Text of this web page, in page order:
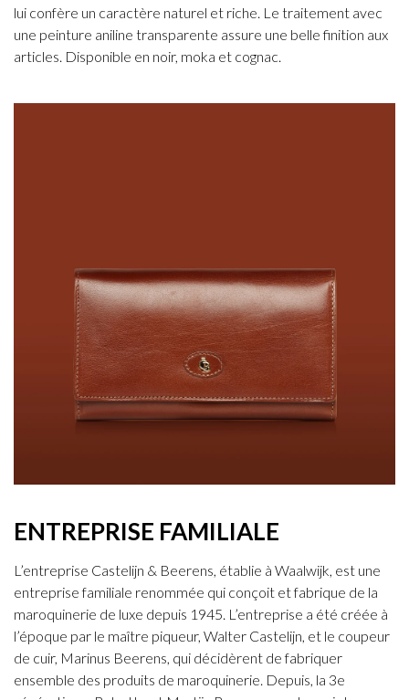
lui confère un caractère naturel et riche. Le traitement avec
une peinture aniline transparente assure une belle finition aux
articles. Disponible en noir, moka et cognac.
ENTREPRISE FAMILIALE
L’entreprise Castelijn & Beerens, établie à Waalwijk, est une
entreprise familiale renommée qui conçoit et fabrique de la
maroquinerie de luxe depuis 1945. L’entreprise a été créée à
l’époque par le maître piqueur, Walter Castelijn, et le coupeur
de cuir, Marinus Beerens, qui décidèrent de fabriquer
ensemble des produits de maroquinerie. Depuis, la 3e